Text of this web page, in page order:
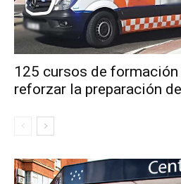
125 cursos de formación
reforzar la preparación